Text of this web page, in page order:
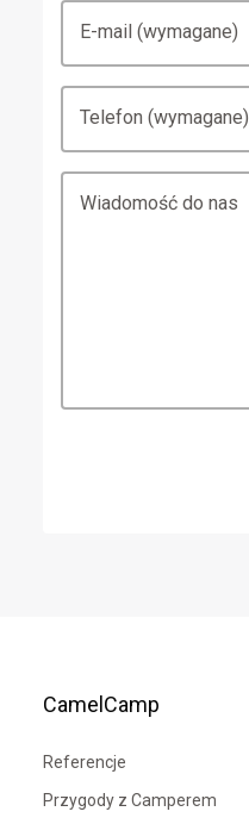
E-mail (wymagane)
Telefon (wymagane)
Wiadomość do nas
CamelCamp
Referencje
Przygody z Camperem